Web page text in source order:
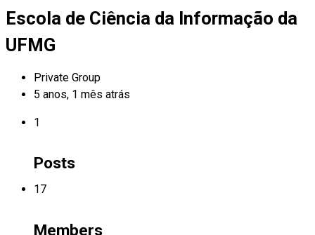
Escola de Ciência da Informação da
UFMG
Private Group
5 anos, 1 mês atrás
1
Posts
17
Members